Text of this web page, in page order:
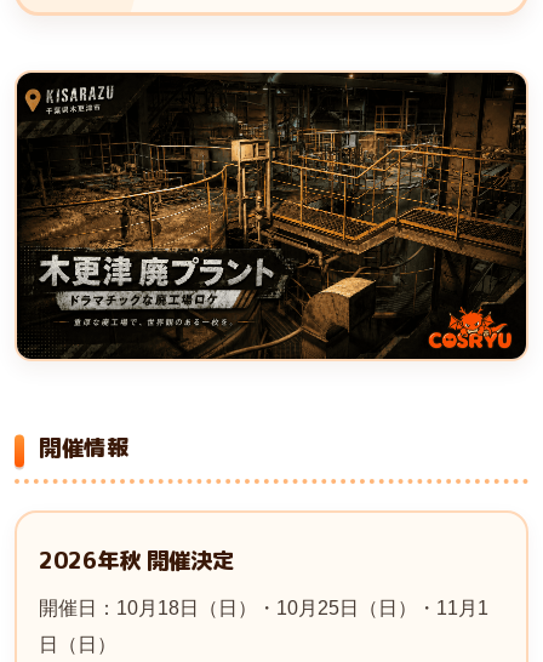
開催情報
2026年秋 開催決定
開催日：10月18日（日）・10月25日（日）・11月1
日（日）